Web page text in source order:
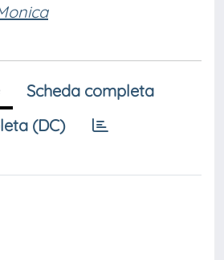
Scheda completa
(DC)